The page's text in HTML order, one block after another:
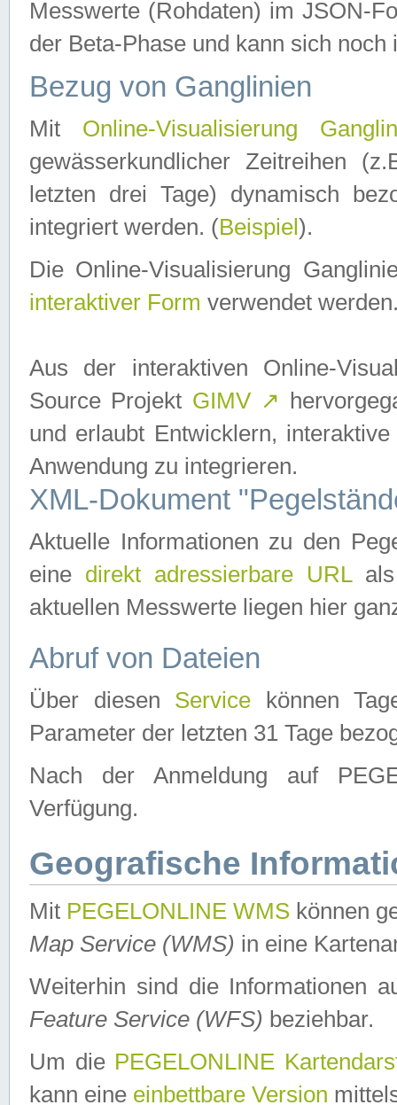
Messwerte (Rohdaten) im JSON-
der Beta-Phase und kann sich noch
Bezug von Ganglinien
Mit Online-Visualisierung
gewässerkundlicher Zeitreihen
letzten drei Tage) dynamisch
integriert werden. (Beispiel ).
Die Online-Visualisierung
interaktiver Form verwendet
Aus der interaktiven Online-
Source Projekt GIMV ↗
und erlaubt Entwicklern,
Anwendung zu integrieren.
XML-Dokument
Aktuelle Informationen zu den
eine direkt adressierbare URLals
aktuellen Messwerte liegen hier
Abruf von Dateien
Über diesen Service können
Parameter der letzten 31 Tage
Nach der Anmeldung auf
Verfügung.
Geografische
Mit PEGELONLINE WMS können
Map Service (WMS) in eine
Weiterhin sind die Informationen
Feature Service (WFS) beziehbar.
Um die PEGELONLINE
kann eine einbettbare Version